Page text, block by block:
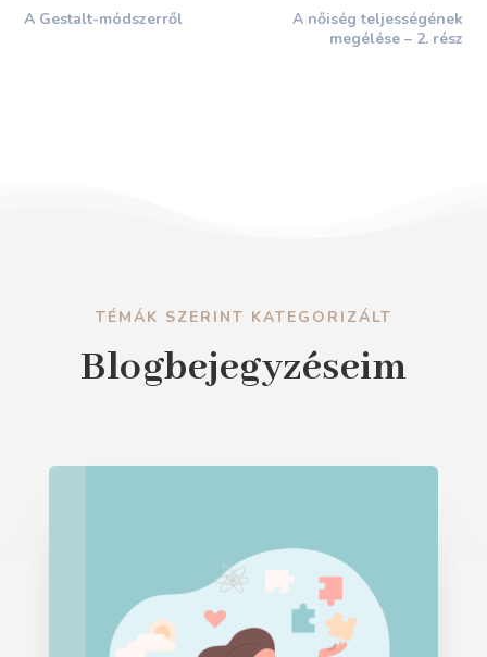
A Gestalt-módszerről
A nőiség teljességének
megélése – 2. rész
TÉMÁK SZERINT KATEGORIZÁLT
Blogbejegyzéseim